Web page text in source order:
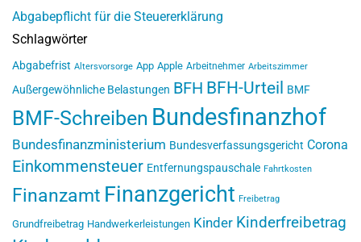
Abgabepflicht für die Steuererklärung
Schlagwörter
Abgabefrist Altersvorsorge App Apple Arbeitnehmer Arbeitszimmer
Außergewöhnliche Belastungen BFH BFH-Urteil BMF
BMF-Schreiben Bundesfinanzhof
Bundesfinanzministerium Bundesverfassungsgericht Corona
Einkommensteuer Entfernungspauschale Fahrtkosten
Finanzamt Finanzgericht Freibetrag
Grundfreibetrag Handwerkerleistungen Kinder Kinderfreibetrag